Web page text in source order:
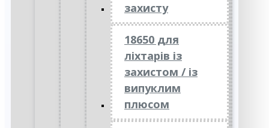
захисту
18650 для
ліхтарів із
захистом / із
випуклим
плюсом